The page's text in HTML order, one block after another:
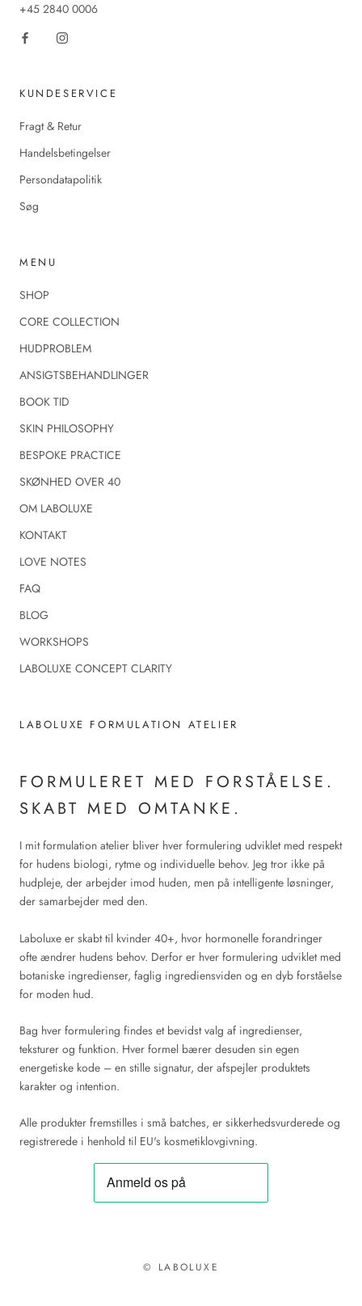
+45 2840 0006
KUNDESERVICE
Fragt & Retur
Handelsbetingelser
Persondatapolitik
Søg
MENU
SHOP
CORE COLLECTION
HUDPROBLEM
ANSIGTSBEHANDLINGER
BOOK TID
SKIN PHILOSOPHY
BESPOKE PRACTICE
SKØNHED OVER 40
OM LABOLUXE
KONTAKT
LOVE NOTES
FAQ
BLOG
WORKSHOPS
LABOLUXE CONCEPT CLARITY
LABOLUXE FORMULATION ATELIER
FORMULERET MED FORSTÅELSE.
SKABT MED OMTANKE.
I mit formulation atelier bliver hver formulering udviklet med respekt
for hudens biologi, rytme og individuelle behov. Jeg tror ikke på
hudpleje, der arbejder imod huden, men på intelligente løsninger,
der samarbejder med den.
Laboluxe er skabt til kvinder 40+, hvor hormonelle forandringer
ofte ændrer hudens behov. Derfor er hver formulering udviklet med
botaniske ingredienser, faglig ingrediensviden og en dyb forståelse
for moden hud.
Bag hver formulering findes et bevidst valg af ingredienser,
teksturer og funktion. Hver formel bærer desuden sin egen
energetiske kode – en stille signatur, der afspejler produktets
karakter og intention.
Alle produkter fremstilles i små batches, er sikkerhedsvurderede og
registrerede i henhold til EU's kosmetiklovgivning.
© LABOLUXE